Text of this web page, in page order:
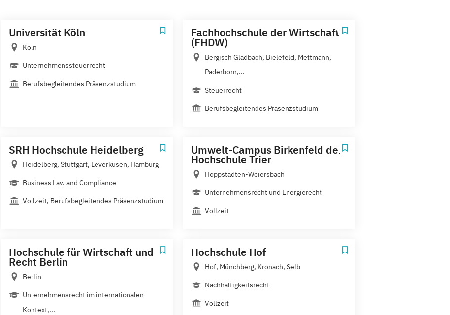
Universität Köln
Köln
Unternehmenssteuerrecht
Berufsbegleitendes Präsenzstudium
Fachhochschule der Wirtschaft
(FHDW)
Bergisch Gladbach, Bielefeld, Mettmann,
Paderborn,...
Steuerrecht
Berufsbegleitendes Präsenzstudium
SRH Hochschule Heidelberg
Heidelberg, Stuttgart, Leverkusen, Hamburg
Business Law and Compliance
Vollzeit, Berufsbegleitendes Präsenzstudium
Umwelt-Campus Birkenfeld der
Hochschule Trier
Hoppstädten-Weiersbach
Unternehmensrecht und Energierecht
Vollzeit
Hochschule für Wirtschaft und
Recht Berlin
Berlin
Unternehmensrecht im internationalen
Kontext,...
Hochschule Hof
Hof, Münchberg, Kronach, Selb
Nachhaltigkeitsrecht
Vollzeit